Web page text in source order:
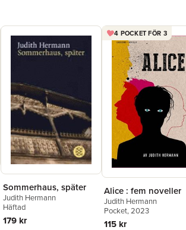
Sommerhaus, später
Judith Hermann
Häftad
179 kr
4 POCKET FÖR 3
Alice : fem noveller
Judith Hermann
Pocket, 2023
115 kr